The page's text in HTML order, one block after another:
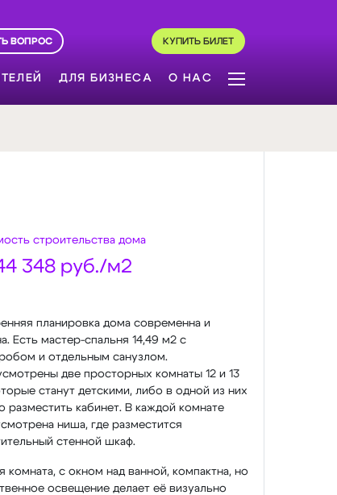
ВОПРОС КУПИТЬ БИЛЕТ
ДЛЯ БИЗНЕСА О НАС
строительства дома
348 руб./м2
планировка дома современна и
Есть мастер-спальня 14,49 м2 с
и отдельным санузлом.
две просторных комнаты 12 и 13
станут детскими, либо в одной из них
разместить кабинет. В каждой комнате
ниша, где разместится
стенной шкаф.
комната, с окном над ванной, компактна, но
освещение делает её визуально